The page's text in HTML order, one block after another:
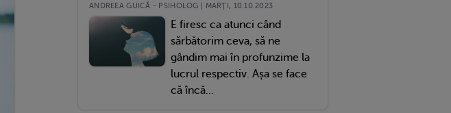
ANDREEA GUICĂ - PSIHOLOG | MARŢI, 10.10.2023
E firesc ca atunci când
sărbătorim ceva, să ne
gândim mai în profunzime la
lucrul respectiv. Așa se face
că încă...